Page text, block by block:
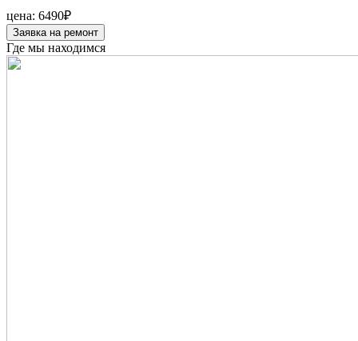
цена: 6490₽
Заявка на ремонт
Где мы находимся